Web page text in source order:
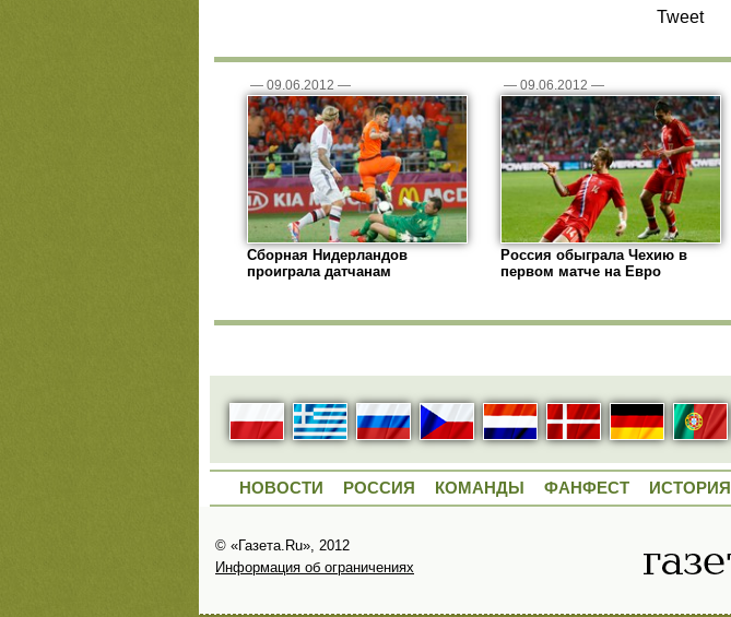
Tweet
— 09.06.2012 —
Сборная Нидерландов
проиграла датчанам
— 09.06.2012 —
Россия обыграла Чехию в
первом матче на Евро
НОВОСТИ РОССИЯ КОМАНДЫ ФАНФЕСТ ИСТОРИЯ
© «Газета.Ru», 2012
Информация об ограничениях